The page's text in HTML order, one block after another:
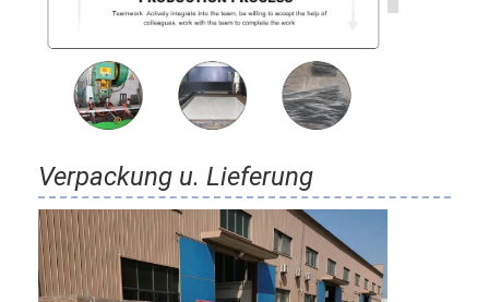
Verpackung u. Lieferung